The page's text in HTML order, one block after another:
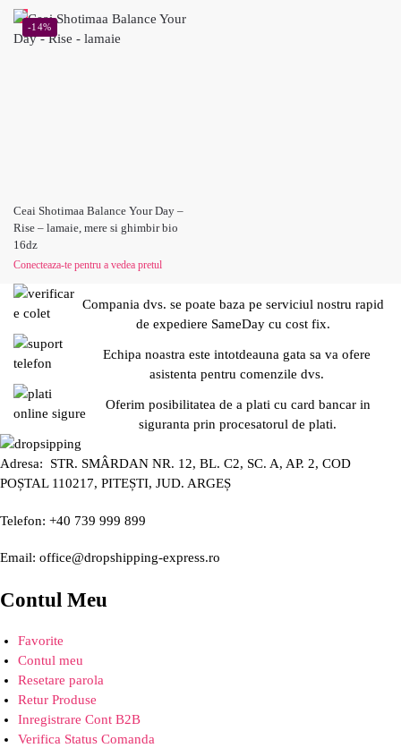
-14%
Ceai Shotimaa Balance Your Day –
Rise – lamaie, mere si ghimbir bio
16dz
Conecteaza-te pentru a vedea pretul
Compania dvs. se poate baza pe serviciul nostru rapid
de expediere SameDay cu cost fix.
Echipa noastra este intotdeauna gata sa va ofere
asistenta pentru comenzile dvs.
Oferim posibilitatea de a plati cu card bancar in
siguranta prin procesatorul de plati.
Adresa: STR. SMÂRDAN NR. 12, BL. C2, SC. A, AP. 2, COD
POȘTAL 110217, PITEȘTI, JUD. ARGEȘ
Telefon: +40 739 999 899
Email: office@dropshipping-express.ro
Contul Meu
Favorite
Contul meu
Resetare parola
Retur Produse
Inregistrare Cont B2B
Verifica Status Comanda